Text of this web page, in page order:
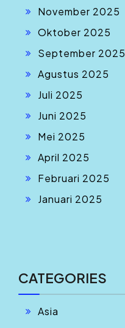
November 2025
Oktober 2025
September 2025
Agustus 2025
Juli 2025
Juni 2025
Mei 2025
April 2025
Februari 2025
Januari 2025
CATEGORIES
Asia